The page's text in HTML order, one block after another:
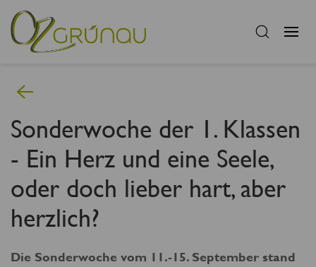
Sonderwoche der 1. Klassen
- Ein Herz und eine Seele,
oder doch lieber hart, aber
herzlich?
Die Sonderwoche vom 11.-15. September stand